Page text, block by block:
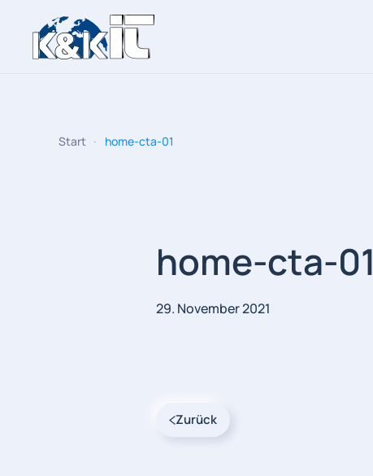
Zum Hauptinhalt springen
Start home-cta-01
home-cta-01
29. November 2021
Zurück